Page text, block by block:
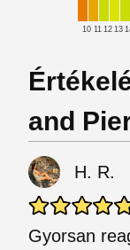
10 11 12 13
and
H. R.
Gyorsan